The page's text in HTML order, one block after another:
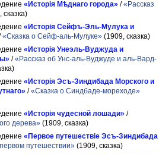
«Исторія Мѣднаго города» /«Рассказ
сказка)
«Исторія Сейфъ-Эль-Мулука и
«Сказка о Сейф-аль-Мулуке» (1909, сказка)
«Исторія Унеэль-Вуджуда и
/«Рассказ об Унс-аль-Вуджуде и аль-Вард-
«Исторія Эсъ-Зиндибада Морского и
/«Сказка о Синдбаде-мореходе»
«Исторія чудесной лошади» /
дерева» (1909, сказка)
«Первое путешествіе Эсъ-Зиндибада
путешествии» (1909, сказка)